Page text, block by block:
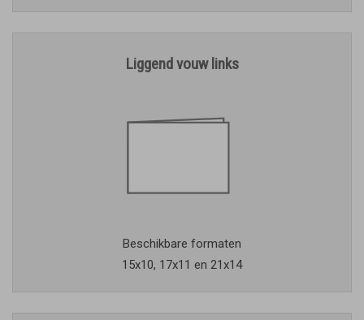
Liggend vouw links
Beschikbare formaten
15x10, 17x11 en 21x14